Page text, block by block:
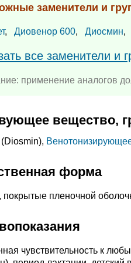
заменители и
, Диовенор 600, Диосмин,
все заменители и
применение аналогов
вещество,
(Diosmin),
форма
покрытые пленочной
чувствительность к